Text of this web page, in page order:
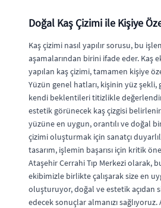
Doğal Kaş Çizimi ile Kişiye
Kaş çizimi nasıl yapılır sorusu, bu
aşamalarından birini ifade eder. Kaş
yapılan kaş çizimi, tamamen kişiye
Yüzün genel hatları, kişinin yüz şekli,
kendi beklentileri titizlikle
estetik görünecek kaş çizgisi
yüzüne en uygun, orantılı ve doğal
çizimi oluşturmak için sanatçı
tasarım, işlemin başarısı için kritik
Ataşehir Cerrahi Tıp Merkezi olarak,
ekibimizle birlikte çalışarak size en
oluşturuyor, doğal ve estetik açıdan
edecek sonuçlar almanızı sağlıyoruz.